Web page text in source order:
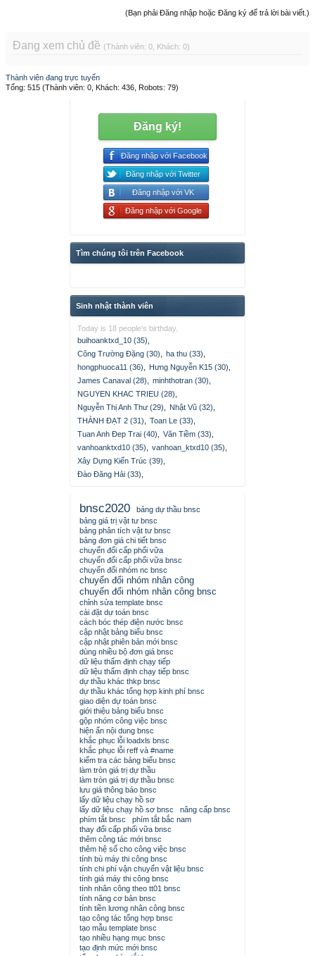
(Bạn phải Đăng nhập hoặc Đăng ký để trả lời bài viết.)
Đang xem chủ đề (Thành viên: 0, Khách: 0)
Thành viên đang trực tuyến
Tổng: 515 (Thành viên: 0, Khách: 436, Robots: 79)
Đăng ký!
Đăng nhập với Facebook
Đăng nhập với Twitter
Đăng nhập với VK
Đăng nhập với Google
Tìm chúng tôi trên Facebook
Sinh nhật thành viên
Today is 18 people's birthday.
buihoanktxd_10 (35)
Công Trường Đặng (30)
ha thu (33)
hongphuoca11 (36)
Hưng Nguyễn K15 (30)
James Canaval (28)
minhthotran (30)
NGUYEN KHAC TRIEU (28)
Nguyễn Thị Anh Thư (29)
Nhật Vũ (32)
THÀNH ĐẠT 2 (31)
Toan Le (33)
Tuan Anh Đep Trai (40)
Văn Tiềm (33)
vanhoanktxd10 (35)
vanhoan_ktxd10 (35)
Xây Dựng Kiến Trúc (39)
Đào Đăng Hải (33)
bnsc2020
bảng dự thầu bnsc
bảng giá trị vật tư bnsc
bảng phân tích vật tư bnsc
bảng đơn giá chi tiết bnsc
chuyển đổi cấp phối vữa
chuyển đổi cấp phối vữa bnsc
chuyển đổi nhóm nc bnsc
chuyển đổi nhóm nhân công
chuyển đổi nhóm nhân công bnsc
chỉnh sửa template bnsc
cài đặt dự toán bnsc
cách bóc thép điện nước bnsc
cập nhật bảng biểu bnsc
cập nhật phiên bản mới bnsc
dùng nhiều bộ đơn giá bnsc
dữ liệu thẩm định chạy tiếp
dữ liệu thẩm định chạy tiếp bnsc
dự thầu khác thkp bnsc
dự thầu khác tổng hợp kinh phí bnsc
giao diện dự toán bnsc
giới thiệu bảng biểu bnsc
gộp nhóm công việc bnsc
hiện ẩn nội dung bnsc
khắc phục lỗi loadxls bnsc
khắc phục lỗi reff và #name
kiểm tra các bảng biểu bnsc
làm tròn giá trị dự thầu
làm tròn giá trị dự thầu bnsc
lưu giá thông báo bnsc
lấy dữ liệu chạy hồ sơ
lấy dữ liệu chạy hồ sơ bnsc
nâng cấp bnsc
phím tắt bnsc
phím tắt bắc nam
thay đổi cấp phối vữa bnsc
thêm công tác mới bnsc
thêm hệ số cho công việc bnsc
tính bù máy thi công bnsc
tính chi phí vận chuyển vật liệu bnsc
tính giá máy thi công bnsc
tính nhân công theo tt01 bnsc
tính năng cơ bản bnsc
tính tiền lương nhân công bnsc
tạo công tác tổng hợp bnsc
tạo mẫu template bnsc
tạo nhiều hạng mục bnsc
tạo định mức mới bnsc